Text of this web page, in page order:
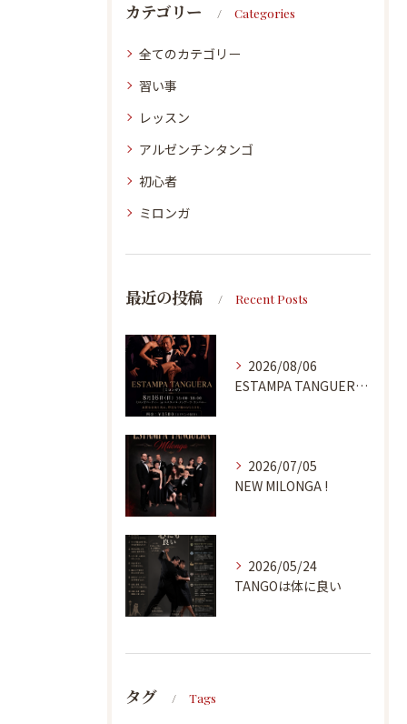
カテゴリー Categories
全てのカテゴリー
習い事
レッスン
アルゼンチンタンゴ
初心者
ミロンガ
最近の投稿 Recent Posts
2026/08/06
ESTAMPA TANGUERA MILONGA
2026/07/05
NEW MILONGA !
2026/05/24
TANGOは体に良い
タグ Tags